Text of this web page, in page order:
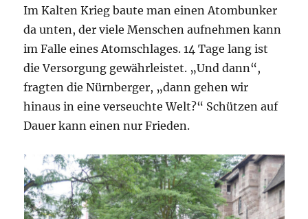
Im Kalten Krieg baute man einen Atombunker
da unten, der viele Menschen aufnehmen kann
im Falle eines Atomschlages. 14 Tage lang ist
die Versorgung gewährleistet. „Und dann“,
fragten die Nürnberger, „dann gehen wir
hinaus in eine verseuchte Welt?“ Schützen auf
Dauer kann einen nur Frieden.